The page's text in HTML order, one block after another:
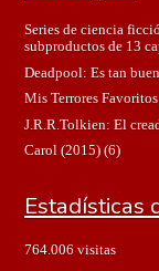
Series de ciencia
subproductos de 13
Deadpool: Es tan
Mis Terrores
J.R.R.Tolkien: El
Carol (2015)(6)
Estadísticas
764.006 visitas